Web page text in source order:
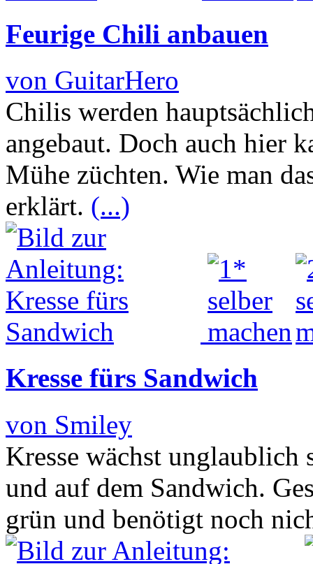
Feurige Chili anbauen
von GuitarHero
Chilis werden
angebaut. Doch auch hier
Mühe züchten. Wie man
erklärt. (...)
Kresse fürs Sandwich
von Smiley
Kresse wächst unglaublich
und auf dem Sandwich.
grün und benötigt noch